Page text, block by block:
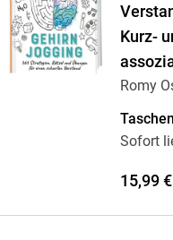
Kurz-
Romy
Sofort
15,99 €